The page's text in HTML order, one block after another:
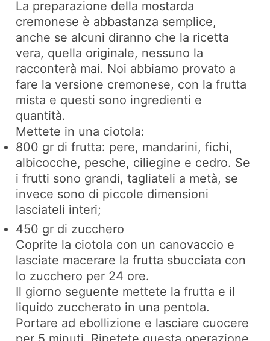
La preparazione della mostarda
cremonese è abbastanza semplice,
anche se alcuni diranno che la ricetta
vera, quella originale, nessuno la
racconterà mai. Noi abbiamo provato a
fare la versione cremonese, con la frutta
mista e questi sono ingredienti e
quantità.
Mettete in una ciotola:
800 gr di frutta: pere, mandarini, fichi,
albicocche, pesche, ciliegine e cedro. Se
i frutti sono grandi, tagliateli a metà, se
invece sono di piccole dimensioni
lasciateli interi;
450 gr di zucchero
Coprite la ciotola con un canovaccio e
lasciate macerare la frutta sbucciata con
lo zucchero per 24 ore.
Il giorno seguente mettete la frutta e il
liquido zuccherato in una pentola.
Portare ad ebollizione e lasciare cuocere